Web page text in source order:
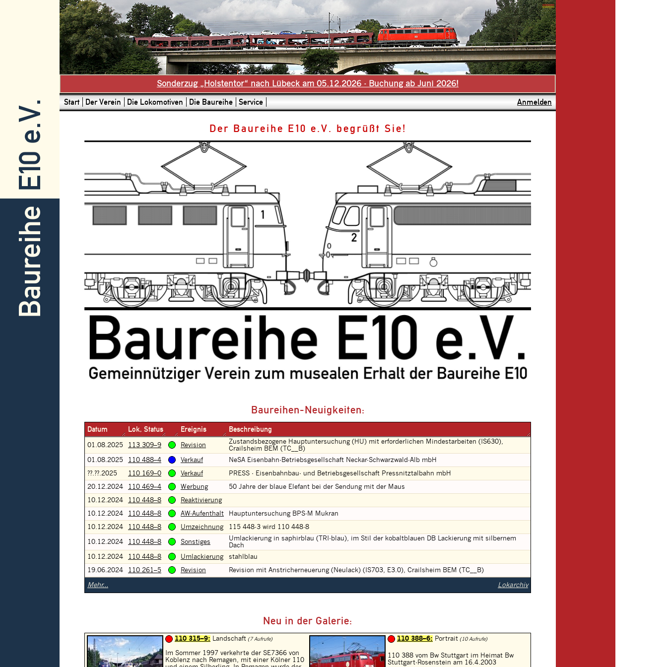
E10 e.V.
Baureihe
Sonderzug „Holstentor“ nach Lübeck am 05.12.2026 - Buchung ab Juni 2026!
Start Der Verein Die Lokomotiven Die Baureihe Service Anmelden
Der Baureihe E10 e.V. begrüßt Sie!
Baureihen-Neuigkeiten:
Datum Lok, Status Ereignis Beschreibung
01.08.2025 113 309–9 Revision
Zustandsbezogene Hauptuntersuchung (HU) mit erforderlichen Mindestarbeiten (IS630),
Crailsheim BEM (TC__B)
01.08.2025
110 488–4 Verkauf
NeSA Eisenbahn-Betriebsgesellschaft Neckar-Schwarzwald-Alb mbH
??.??.2025
110 169–0 Verkauf
PRESS - Eisenbahnbau- und Betriebsgesellschaft Pressnitztalbahn mbH
20.12.2024
110 469–4 Werbung
50 Jahre der blaue Elefant bei der Sendung mit der Maus
10.12.2024
110 448–8
Reaktivierung
10.12.2024
110 448–8 AW-Aufenthalt
Hauptuntersuchung BPS-M Mukran
10.12.2024
110 448–8 Umzeichnung 115 448-3 wird 110 448-8
10.12.2024 110 448–8 Sonstiges
Umlackierung in saphirblau (TRI-blau), im Stil der kobaltblauen DB Lackierung mit silbernem
Dach
10.12.2024
110 448–8 Umlackierung
stahlblau
19.06.2024
110 261–5 Revision Revision mit Anstricherneuerung (Neulack) (IS703, E3.0), Crailsheim BEM (TC__B)
Mehr... Lokarchiv
Neu in der Galerie:
110 315–9: Landschaft (7 Aufrufe)
Im Sommer 1997 verkehrte der SE7366 von
Koblenz nach Remagen, mit einer Kölner 110
110 388–6: Portrait (10 Aufrufe)
110 388 vom Bw Stuttgart im Heimat Bw
Stuttgart-Rosenstein am 16.4.2003